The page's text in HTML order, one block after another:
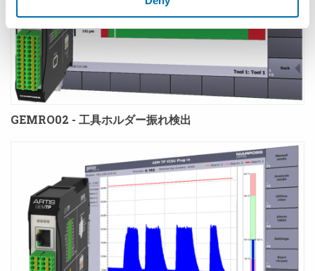
GEMRO02 - 工具ホルダー振れ検出